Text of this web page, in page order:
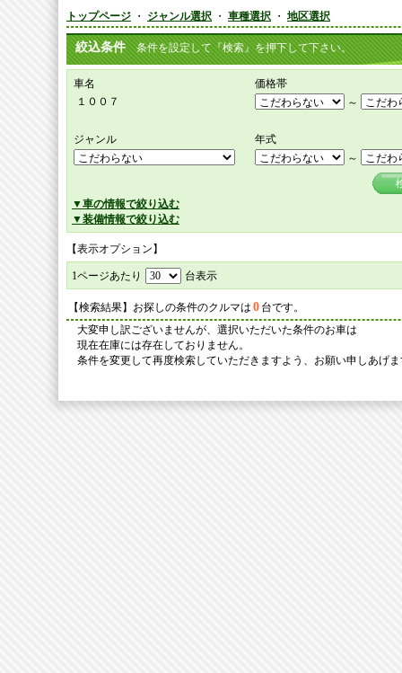
トップページ ・ ジャンル選択 ・ 車種選択 ・ 地区選択
絞込条件 条件を設定して『検索』を押下して下さい。
車名
価格帯
１００７
～
ジャンル
年式
～
▼車の情報で絞り込む
▼装備情報で絞り込む
【表示オプション】
1ページあたり 台表示
【検索結果】お探しの条件のクルマは 0 台です。
大変申し訳ございませんが、選択いただいた条件のお車は
現在在庫には存在しておりません。
条件を変更して再度検索していただきますよう、お願い申しあげ